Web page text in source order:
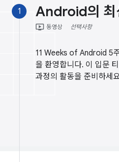
1 Android의 최
ondemand_video 동영상 선택사항
11 Weeks of Android 5
을 환영합니다. 이 입문
과정의 활동을 준비하세